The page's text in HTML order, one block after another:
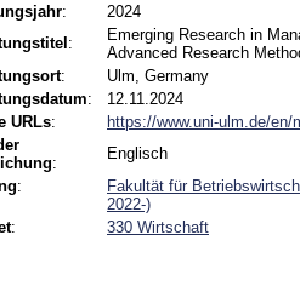
:
2024
:
Emerging Research in
Advanced Research
:
Ulm, Germany
:
12.11.2024
URLs:
https://www.uni-ulm.de/
:
Englisch
:
Fakultät für
2022-)
: 330 Wirtschaft